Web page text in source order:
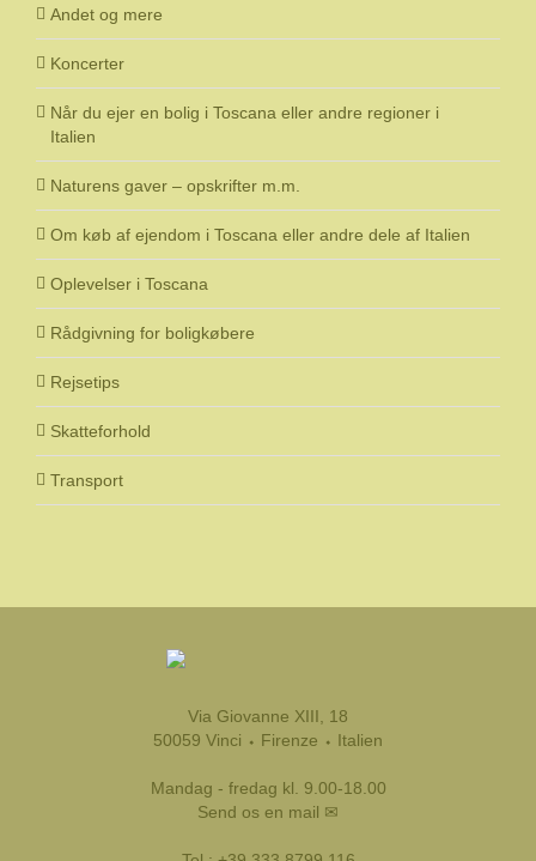
Andet og mere
Koncerter
Når du ejer en bolig i Toscana eller andre regioner i
Italien
Naturens gaver – opskrifter m.m.
Om køb af ejendom i Toscana eller andre dele af Italien
Oplevelser i Toscana
Rådgivning for boligkøbere
Rejsetips
Skatteforhold
Transport
Via Giovanne XIII, 18
50059 Vinci ⬩ Firenze ⬩ Italien
Mandag - fredag kl. 9.00-18.00
Send os en mail ✉